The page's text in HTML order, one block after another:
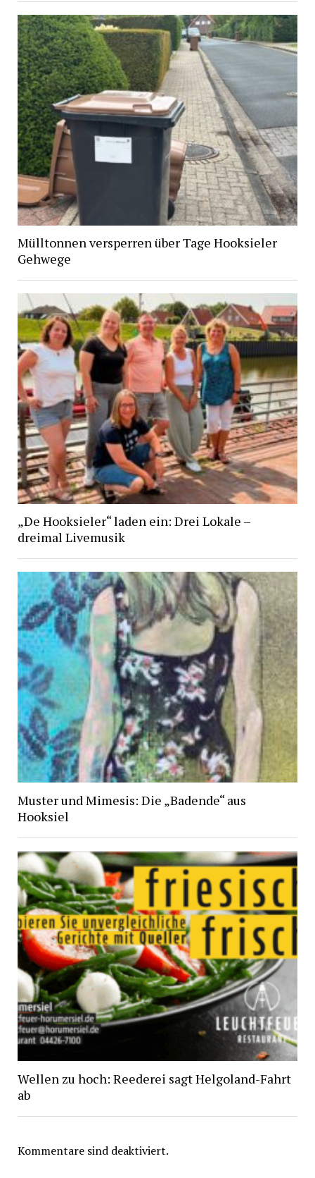
Mülltonnen versperren über Tage Hooksieler
Gehwege
„De Hooksieler“ laden ein: Drei Lokale –
dreimal Livemusik
Muster und Mimesis: Die „Badende“ aus
Hooksiel
Wellen zu hoch: Reederei sagt Helgoland-Fahrt
ab
Kommentare sind deaktiviert.